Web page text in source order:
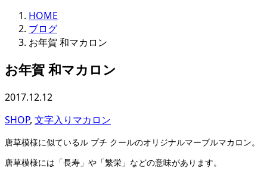
HOME
ブログ
お年賀 和マカロン
お年賀 和マカロン
2017.12.12
SHOP, 文字入りマカロン
唐草模様に似ているル プチ クールのオリジナルマーブルマカロン。
唐草模様には「長寿」や「繁栄」などの意味があります。